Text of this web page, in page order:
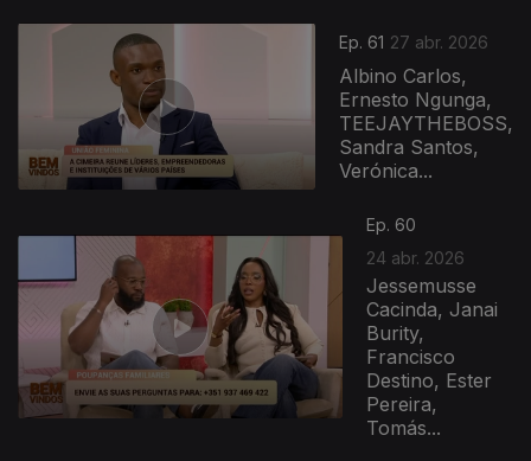
Ep. 61 27 abr. 2026
Albino Carlos,
Ernesto Ngunga,
TEEJAYTHEBOSS,
Sandra Santos,
Verónica...
Ep. 60
24 abr. 2026
Jessemusse
Cacinda, Janai
Burity,
Francisco
Destino, Ester
Pereira,
Tomás...